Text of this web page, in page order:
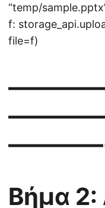
“temp/
f:
file=f)
Βήμα 2: